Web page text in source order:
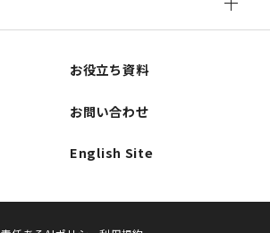
お役立ち資料
お問い合わせ
English Site